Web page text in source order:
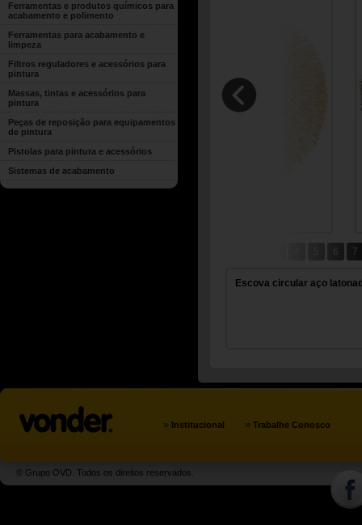
Ferramentas e produtos químicos para
acabamento e polimento
Ferramentas para acabamento e
limpeza
Filtros reguladores e acessórios para
pintura
Massas, tintas e acessórios para
pintura
Peças de reposição para equipamentos
de pintura
Pistolas para pintura e acessórios
Sistemas de acabamento
6
7
Escova circular aço
» Institucional » Trabalhe Conosco
© Grupo OVD. Todos os direitos reservados.